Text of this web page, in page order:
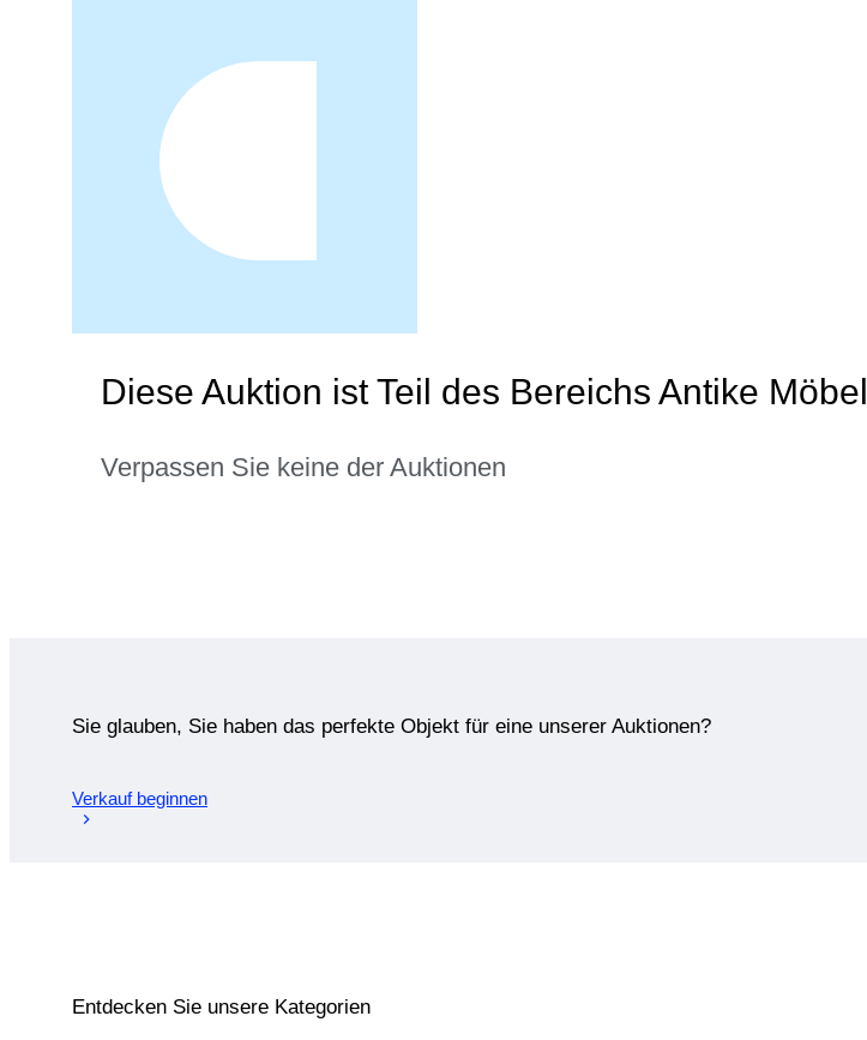
Diese Auktion ist Teil des Bereichs Antike Möbel
Verpassen Sie keine der Auktionen
Sie glauben, Sie haben das perfekte Objekt für eine unserer Auktionen?
Verkauf beginnen
Entdecken Sie unsere Kategorien